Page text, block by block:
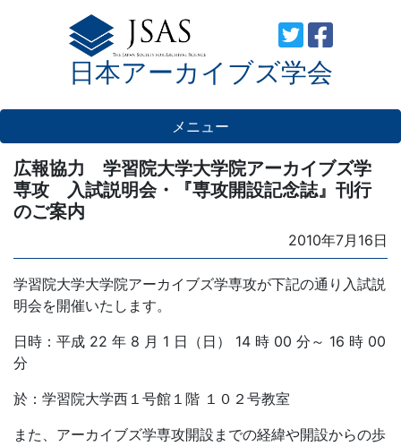
日本アーカイブズ学会
メニュー
広報協力 学習院大学大学院アーカイブズ学
専攻 入試説明会・『専攻開設記念誌』刊行
のご案内
Posted
on
2010年7月16日
学習院大学大学院アーカイブズ学専攻が下記の通り入試説
明会を開催いたします。
日時：平成 22 年 8 月 1 日（日） 14 時 00 分～ 16 時 00
分
於：学習院大学西１号館１階 １０２号教室
また、アーカイブズ学専攻開設までの経緯や開設からの歩